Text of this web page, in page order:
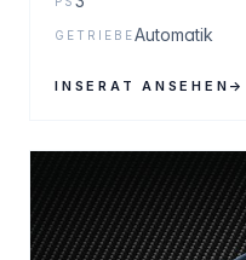
GETRIEBEAutomatik
INSERAT ANSEHEN →